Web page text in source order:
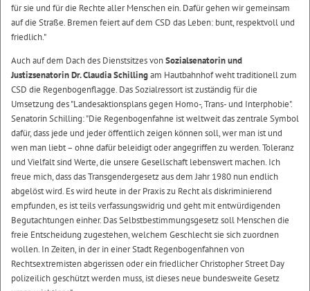
für sie und für die Rechte aller Menschen ein. Dafür gehen wir gemeinsam
auf die Straße. Bremen feiert auf dem CSD das Leben: bunt, respektvoll und
friedlich."
Auch auf dem Dach des Dienstsitzes vonSozialsenatorin und
Justizsenatorin Dr. Claudia Schillingam Hautbahnhof weht traditionell zum
CSD die Regenbogenflagge. Das Sozialressort ist zuständig für die
Umsetzung des "Landesaktionsplans gegen Homo-, Trans- und Interphobie".
Senatorin Schilling: "Die Regenbogenfahne ist weltweit das zentrale Symbol
dafür, dass jede und jeder öffentlich zeigen können soll, wer man ist und
wen man liebt – ohne dafür beleidigt oder angegriffen zu werden. Toleranz
und Vielfalt sind Werte, die unsere Gesellschaft lebenswert machen. Ich
freue mich, dass das Transgendergesetz aus dem Jahr 1980 nun endlich
abgelöst wird. Es wird heute in der Praxis zu Recht als diskriminierend
empfunden, es ist teils verfassungswidrig und geht mit entwürdigenden
Begutachtungen einher. Das Selbstbestimmungsgesetz soll Menschen die
freie Entscheidung zugestehen, welchem Geschlecht sie sich zuordnen
wollen. In Zeiten, in der in einer Stadt Regenbogenfahnen von
Rechtsextremisten abgerissen oder ein friedlicher Christopher Street Day
polizeilich geschützt werden muss, ist dieses neue bundesweite Gesetz